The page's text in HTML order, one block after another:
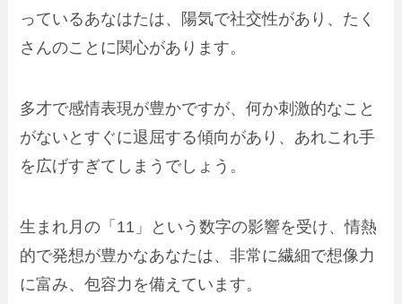
っているあなはたは、陽気で社交性があり、たく
さんのことに関心があります。
多才で感情表現が豊かですが、何か刺激的なこと
がないとすぐに退屈する傾向があり、あれこれ手
を広げすぎてしまうでしょう。
生まれ月の「11」という数字の影響を受け、情熱
的で発想が豊かなあなたは、非常に繊細で想像力
に富み、包容力を備えています。